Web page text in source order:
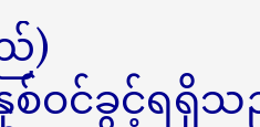
)
စ်ဝင်ခွင့်ရရှိ